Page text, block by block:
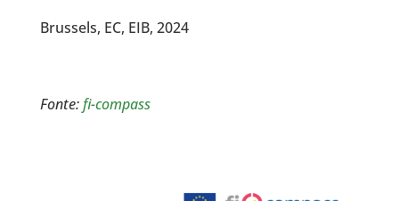
Brussels, EC, EIB, 2024
Fonte:fi-compass